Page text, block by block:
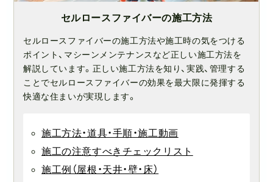
セルロースファイバーの施工方法
セルロースファイバーの施工方法や施工時の気をつける
ポイント、マシーンメンテナンスなど正しい施工方法を
解説しています。正しい施工方法を知り、実践、管理する
ことでセルロースファイバーの効果を最大限に発揮する
快適な住まいが実現します。
施工方法・道具・手順・施工動画
施工の注意すべきチェックリスト
施工例（屋根・天井・壁・床）